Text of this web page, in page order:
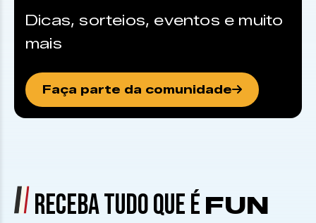
Dicas, sorteios, eventos e muito
mais
Faça parte da comunidade
RECEBA TUDO QUE É FUN